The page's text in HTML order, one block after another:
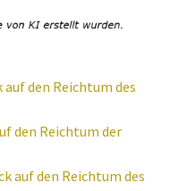
den Reichtum des
den Reichtum der
auf den Reichtum des